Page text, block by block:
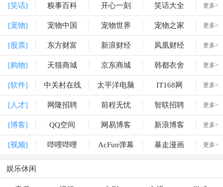
[笑话] 糗事百科 开心一刻 笑话大全 更多>
[宠物] 宠物中国 宠物世界 宠物之家 更多>
[股票] 东方财富 新浪财经 凤凰财经 更多>
[购物] 天猫商城 京东商城 韩都衣舍 更多>
[软件] 中关村在线 太平洋电脑 IT168网 更多>
[人才] 网隆招聘 前程无忧 智联招聘 更多>
[博客] QQ空间 网易博客 新浪博客 更多>
[视频] 哔哩哔哩 AcFun弹幕 暴走漫画 更多>
娱乐休闲